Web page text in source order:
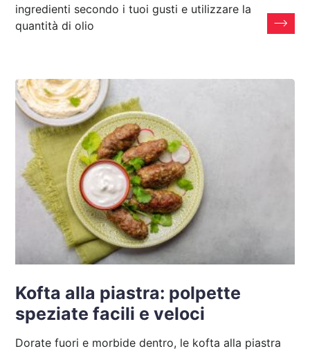
ingredienti secondo i tuoi gusti e utilizzare la
quantità di olio
Kofta alla piastra: polpette
speziate facili e veloci
Dorate fuori e morbide dentro, le kofta alla piastra